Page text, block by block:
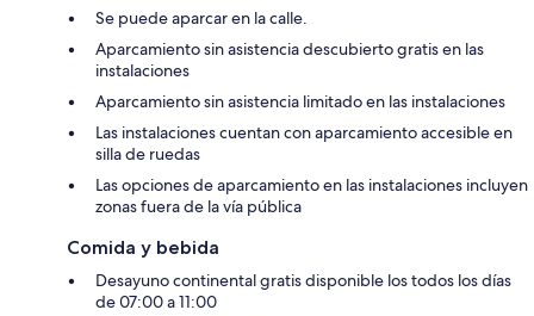
Se puede aparcar en la calle.
Aparcamiento sin asistencia descubierto gratis en las
instalaciones
Aparcamiento sin asistencia limitado en las instalaciones
Las instalaciones cuentan con aparcamiento accesible en
silla de ruedas
Las opciones de aparcamiento en las instalaciones incluyen
zonas fuera de la vía pública
Comida y bebida
Desayuno continental gratis disponible los todos los días
de 07:00 a 11:00